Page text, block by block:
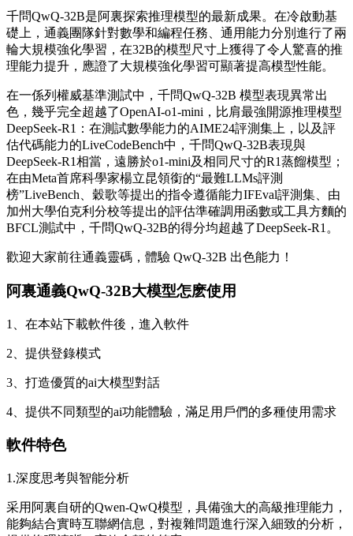
千問QwQ-32B是阿裏探索推理模型的最新成果。在冷啟動基
礎上，通義團隊針對數學和編程任務、通用能力分別進行了兩
輪大規模強化學習，在32B的模型尺寸上獲得了令人驚喜的推
理能力提升，應證了大規模強化學習可顯著提高模型性能。
在一係列權威基準測試中，千問QwQ-32B 模型表現異常出
色，幾乎完全超越了OpenAI-o1-mini，比肩最強開源推理模型
DeepSeek-R1：在測試數學能力的AIME24評測集上，以及評
估代碼能力的LiveCodeBench中，千問QwQ-32B表現與
DeepSeek-R1相當，遠勝於o1-mini及相同尺寸的R1蒸餾模型；
在由Meta首席科學家楊立昆領銜的“最難LLMs評測
榜”LiveBench、穀歌等提出的指令遵循能力IFEval評測集、由
加州大學伯克利分校等提出的評估準確調用函數或工具方麵的
BFCL測試中，千問QwQ-32B的得分均超越了DeepSeek-R1。
歡迎大家前往通義靈碼，體驗 QwQ-32B 出色能力！
阿裏通義QwQ-32B大模型怎麽使用
1、在本站下載軟件後，進入軟件
2、提供登錄模式
3、打造優質的ai大模型對話
4、提供不同類型的ai功能體驗，滿足用戶們的多種使用需求
軟件特色
1.深度思考與智能分析
采用阿裏自研的Qwen-QwQ模型，具備強大的高級推理能力，
能夠結合實時互聯網信息，對複雜問題進行深入細致的分析，